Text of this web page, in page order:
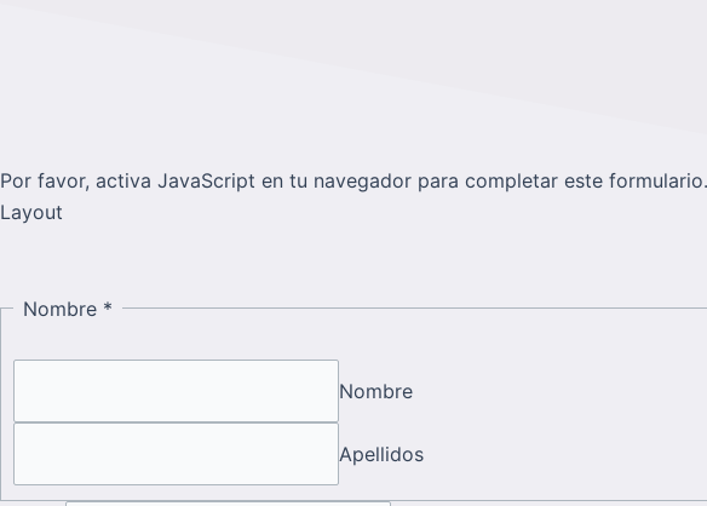
Por favor, activa JavaScript en tu navegador para completar este formulario.
Layout
Nombre *
Nombre
Apellidos